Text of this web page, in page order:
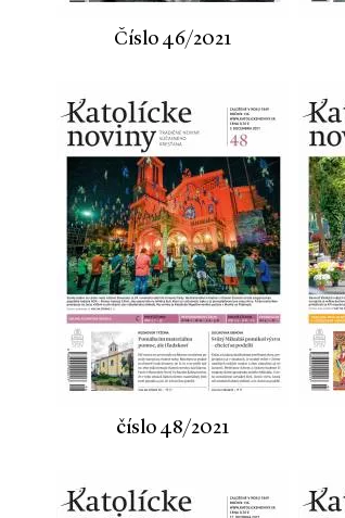
Číslo 46/2021
číslo 48/2021